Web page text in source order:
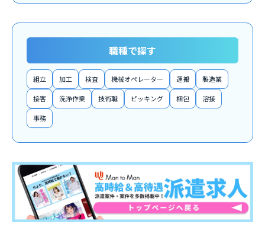
職種で探す
組立 加工 検査 機械オペレーター 運搬 製造業
接客 洗浄作業 技術職 ピッキング 梱包 溶接
事務